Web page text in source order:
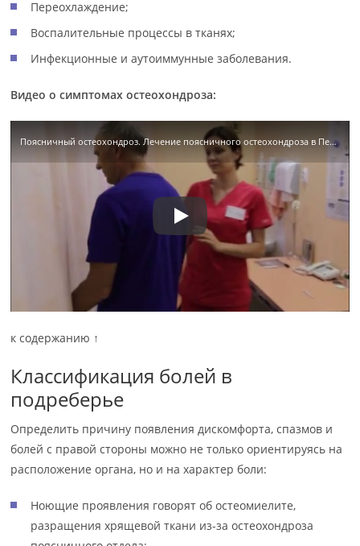
Переохлаждение;
Воспалительные процессы в тканях;
Инфекционные и аутоиммунные заболевания.
Видео о симптомах остеохондроза:
Поясничный остеохондроз. Лечение поясничного остеохондроза в Петрозаводске
к содержанию ↑
Классификация болей в
подреберье
Определить причину появления дискомфорта, спазмов и
болей с правой стороны можно не только ориентируясь на
расположение органа, но и на характер боли:
Ноющие проявления говорят об остеомиелите,
разращения хрящевой ткани из-за остеохондроза